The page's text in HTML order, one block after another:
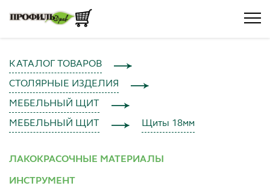
КАТАЛОГ ТОВАРОВ
СТОЛЯРНЫЕ ИЗДЕЛИЯ
МЕБЕЛЬНЫЙ ЩИТ
МЕБЕЛЬНЫЙ ЩИТ Щиты 18мм
ЛАКОКРАСОЧНЫЕ МАТЕРИАЛЫ
ИНСТРУМЕНТ